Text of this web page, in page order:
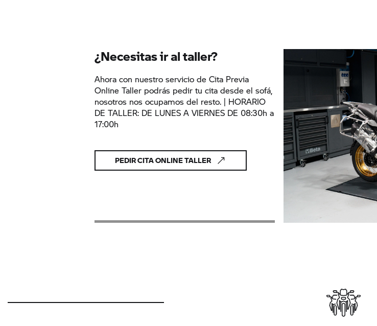
¿Necesitas ir al taller?
Ahora con nuestro servicio de Cita Previa
Online Taller podrás pedir tu cita desde el sofá,
nosotros nos ocupamos del resto. | HORARIO
DE TALLER: DE LUNES A VIERNES DE 08:30h a
17:00h
PEDIR CITA ONLINE TALLER